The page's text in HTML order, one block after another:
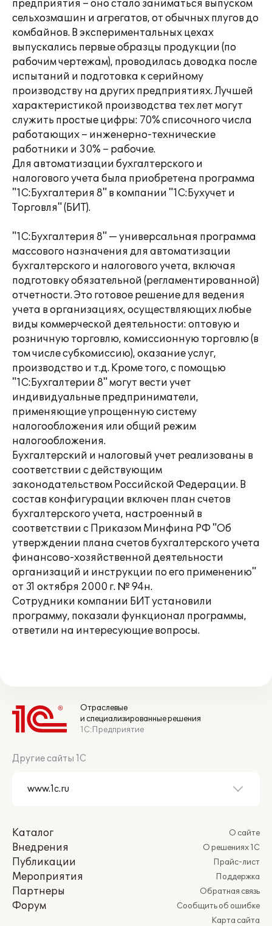
предприятия – оно стало заниматься выпуском
сельхозмашин и агрегатов, от обычных плугов до
комбайнов. В экспериментальных цехах
выпускались первые образцы продукции (по
рабочим чертежам), проводилась доводка после
испытаний и подготовка к серийному
производству на других предприятиях. Лучшей
характеристикой производства тех лет могут
служить простые цифры: 70% списочного числа
работающих – инженерно-технические
работники и 30% – рабочие.
Для автоматизации бухгалтерского и
налогового учета была приобретена программа
"1С:Бухгалтерия 8" в компании "1С:Бухучет и
Торговля" (БИТ).
"1С:Бухгалтерия 8" — универсальная программа
массового назначения для автоматизации
бухгалтерского и налогового учета, включая
подготовку обязательной (регламентированной)
отчетности. Это готовое решение для ведения
учета в организациях, осуществляющих любые
виды коммерческой деятельности: оптовую и
розничную торговлю, комиссионную торговлю (в
том числе субкомиссию), оказание услуг,
производство и т.д. Кроме того, с помощью
"1С:Бухгалтерии 8" могут вести учет
индивидуальные предприниматели,
применяющие упрощенную систему
налогообложения или общий режим
налогообложения.
Бухгалтерский и налоговый учет реализованы в
соответствии с действующим
законодательством Российской Федерации. В
состав конфигурации включен план счетов
бухгалтерского учета, настроенный в
соответствии с Приказом Минфина РФ "Об
утверждении плана счетов бухгалтерского учета
финансово-хозяйственной деятельности
организаций и инструкции по его применению"
от 31 октября 2000 г. № 94н.
Сотрудники компании БИТ установили
программу, показали функционал программы,
ответили на интересующие вопросы.
Отраслевые
и специализированные решения
1С:Предприятие
Другие сайты 1С
Каталог
Внедрения
Публикации
Мероприятия
Партнеры
Форум
О сайте
О решениях 1С
Прайс-лист
Поддержка
Обратная связь
Сообщить об ошибке
Карта сайта